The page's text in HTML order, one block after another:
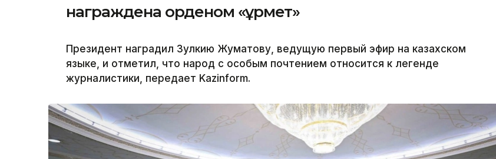
награждена орденом «Құрмет»
Президент наградил Зулкию Жуматову, ведущую первый эфир на казахском
языке, и отметил, что народ с особым почтением относится к легенде
журналистики, передает Kazinform.